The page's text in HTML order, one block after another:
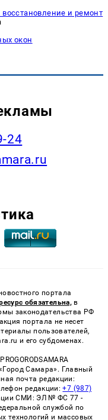
и ремонт
окон
24
портала
обязательна, в
законодательства РФ
портала не несет
пользователей,
и его субдоменах.
Самара». Главный
почта редакции:
редакции:+7 (987)
СМИ: ЭЛ № ФС 77 -
службой по
технологий и массовых